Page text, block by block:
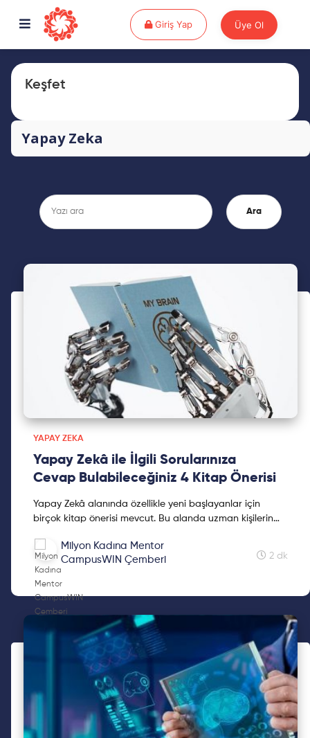
Giriş YapGiriş Yap Üye Ol
Keşfet
Yapay Zeka
Ara
YAPAY ZEKA
Yapay Zekâ ile İlgili Sorularınıza
Cevap Bulabileceğiniz 4 Kitap Önerisi
Yapay Zekâ alanında özellikle yeni başlayanlar için
birçok kitap önerisi mevcut. Bu alanda uzman kişilerin
devam edin!Milyon Kadına Mentor
CampusWIN Çemberi
2 dk